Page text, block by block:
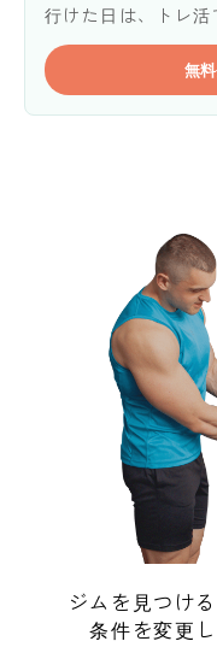
行けた日は、トレ活
無
ジムを見つけ
条件を変更